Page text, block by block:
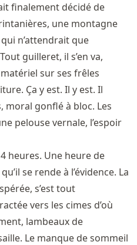
finalement décidé de
une montagne
n’attendrait que
guilleret, il s’en va,
sur ses frêles
Ça y est. Il y est. Il
moral gonflé à bloc. Les
pelouse vernale, l’espoir
heures. Une heure de
se rende à l’évidence. La
s’est tout
vers les cimes d’où
lambeaux de
Le manque de sommeil